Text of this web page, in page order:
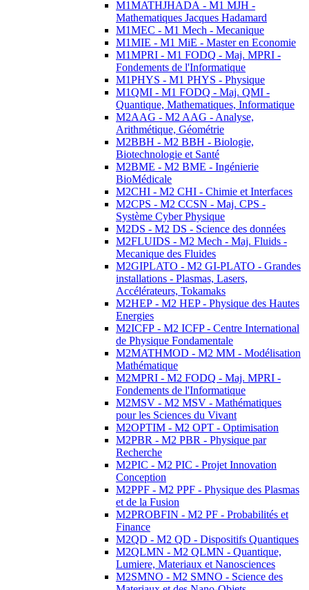
M1MATHJHADA - M1 MJH -
Mathematiques Jacques Hadamard
M1MEC - M1 Mech - Mecanique
M1MIE - M1 MiE - Master en Economie
M1MPRI - M1 FODQ - Maj. MPRI -
Fondements de l'Informatique
M1PHYS - M1 PHYS - Physique
M1QMI - M1 FODQ - Maj. QMI -
Quantique, Mathematiques, Informatique
M2AAG - M2 AAG - Analyse,
Arithmétique, Géométrie
M2BBH - M2 BBH - Biologie,
Biotechnologie et Santé
M2BME - M2 BME - Ingénierie
BioMédicale
M2CHI - M2 CHI - Chimie et Interfaces
M2CPS - M2 CCSN - Maj. CPS -
Système Cyber Physique
M2DS - M2 DS - Science des données
M2FLUIDS - M2 Mech - Maj. Fluids -
Mecanique des Fluides
M2GIPLATO - M2 GI-PLATO - Grandes
installations - Plasmas, Lasers,
Accélérateurs, Tokamaks
M2HEP - M2 HEP - Physique des Hautes
Energies
M2ICFP - M2 ICFP - Centre International
de Physique Fondamentale
M2MATHMOD - M2 MM - Modélisation
Mathématique
M2MPRI - M2 FODQ - Maj. MPRI -
Fondements de l'Informatique
M2MSV - M2 MSV - Mathématiques
pour les Sciences du Vivant
M2OPTIM - M2 OPT - Optimisation
M2PBR - M2 PBR - Physique par
Recherche
M2PIC - M2 PIC - Projet Innovation
Conception
M2PPF - M2 PPF - Physique des Plasmas
et de la Fusion
M2PROBFIN - M2 PF - Probabilités et
Finance
M2QD - M2 QD - Dispositifs Quantiques
M2QLMN - M2 QLMN - Quantique,
Lumiere, Materiaux et Nanosciences
M2SMNO - M2 SMNO - Science des